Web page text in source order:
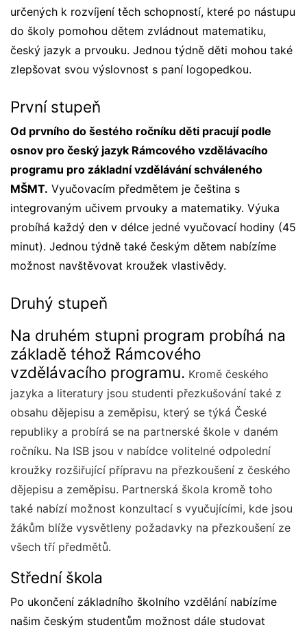
určených k rozvíjení těch schopností, které po nástupu
do školy pomohou dětem zvládnout matematiku,
český jazyk a prvouku. Jednou týdně děti mohou také
zlepšovat svou výslovnost s paní logopedkou.
První stupeň
Od prvního do šestého ročníku děti pracují podle
osnov pro český jazyk Rámcového vzdělávacího
programu pro základní vzdělávání schváleného
MŠMT. Vyučovacím předmětem je čeština s
integrovaným učivem prvouky a matematiky. Výuka
probíhá každý den v délce jedné vyučovací hodiny (45
minut). Jednou týdně také českým dětem nabízíme
možnost navštěvovat kroužek vlastivědy.
Druhý stupeň
Na druhém stupni program probíhá na
základě téhož Rámcového
vzdělávacího programu. Kromě českého
jazyka a literatury jsou studenti přezkušování také z
obsahu dějepisu a zeměpisu, který se týká České
republiky a probírá se na partnerské škole v daném
ročníku. Na ISB jsou v nabídce volitelné odpolední
kroužky rozšiřující přípravu na přezkoušení z českého
dějepisu a zeměpisu. Partnerská škola kromě toho
také nabízí možnost konzultací s vyučujícími, kde jsou
žákům blíže vysvětleny požadavky na přezkoušení ze
všech tří předmětů.
Střední škola
Po ukončení základního školního vzdělání nabízíme
našim českým studentům možnost dále studovat